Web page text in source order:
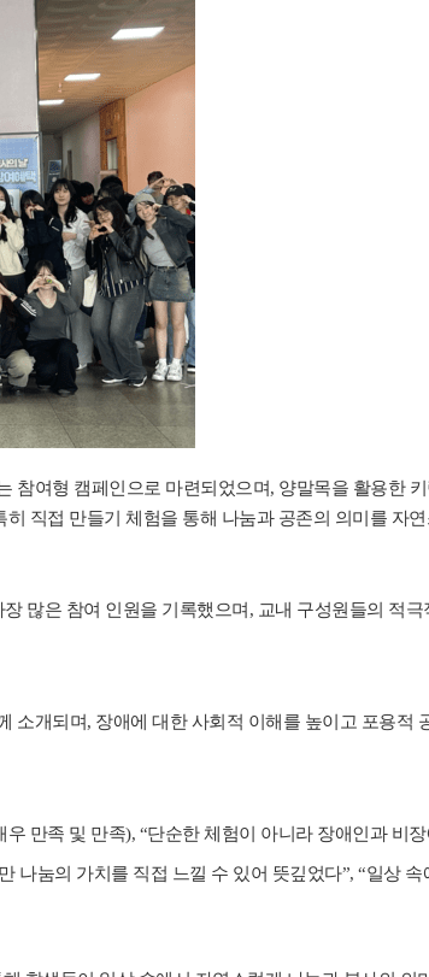
참여형 캠페인으로 마련되었으며, 양말목을 활용한
직접 만들기 체험을 통해 나눔과 공존의 의미를 자연
많은 참여 인원을 기록했으며, 교내 구성원들의 적극
소개되며, 장애에 대한 사회적 이해를 높이고 포용적
만족 및 만족), “단순한 체험이 아니라 장애인과 비장
나눔의 가치를 직접 느낄 수 있어 뜻깊었다”, “일상 속